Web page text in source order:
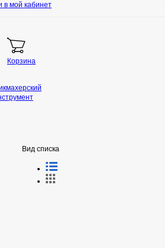
в мой кабинет
Корзина
Вид списка